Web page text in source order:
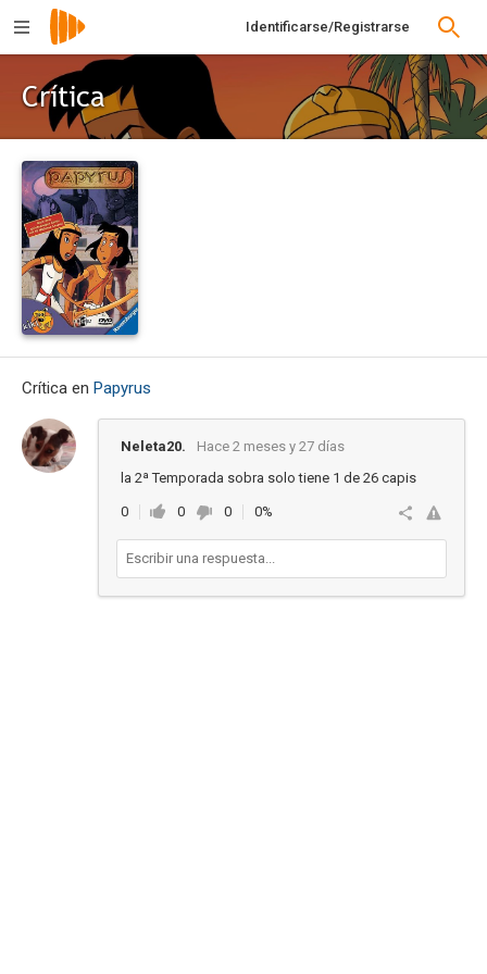
Identificarse/Registrarse
Crítica
Crítica en Papyrus
Neleta20.
Hace 2 meses y 27 días
la 2ª Temporada sobra solo tiene 1 de 26 capis
0 0 0 0%